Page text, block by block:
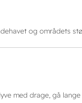
og områdets
med drage, gå